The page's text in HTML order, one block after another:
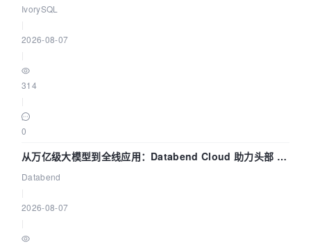
核——我们改得动吗？我们贡献了什么？
IvorySQL
2026-08-07
314
0
从万亿级大模型到全线应用：Databend Cloud 助力头部 AI
企业构建全链路 Trace 数据管道
Databend
2026-08-07